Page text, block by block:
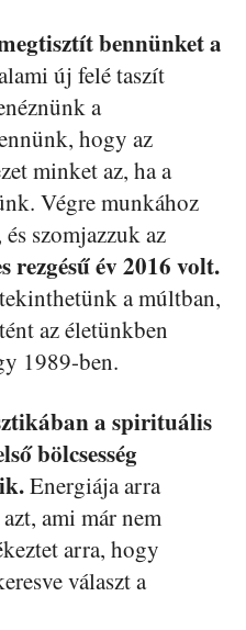
bennünket a
új felé taszít
a
hogy az
minket az, ha a
Végre munkához
szomjazzuk az
rezgésű év 2016 volt.
a múltban,
az életünkben
1989-ben.
a spirituális
bölcsesség
Energiája arra
ami már nem
arra, hogy
választ a